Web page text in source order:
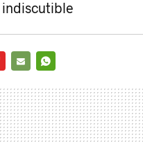
indiscutible
MAIL